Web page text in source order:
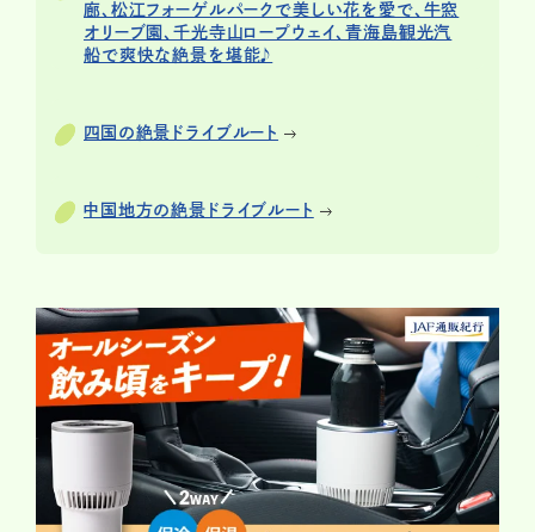
廊、松江フォーゲルパークで美しい花を愛で、牛窓
オリーブ園、千光寺山ロープウェイ、青海島観光汽
船で爽快な絶景を堪能♪
四国の絶景ドライブルート
中国地方の絶景ドライブルート